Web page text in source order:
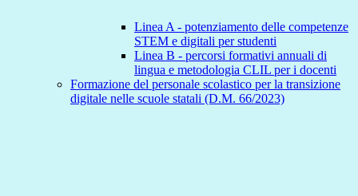
Linea A - potenziamento delle competenze
STEM e digitali per studenti
Linea B - percorsi formativi annuali di
lingua e metodologia CLIL per i docenti
Formazione del personale scolastico per la transizione
digitale nelle scuole statali (D.M. 66/2023)